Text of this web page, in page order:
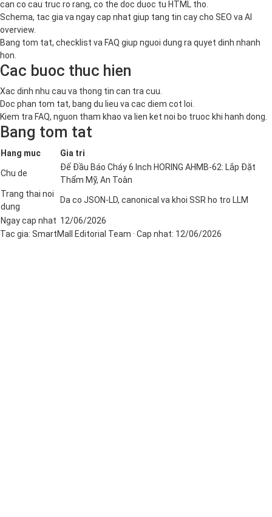
can co cau truc ro rang, co the doc duoc tu HTML tho.
Schema, tac gia va ngay cap nhat giup tang tin cay cho SEO va AI
overview.
Bang tom tat, checklist va FAQ giup nguoi dung ra quyet dinh nhanh
hon.
Cac buoc thuc hien
Xac dinh nhu cau va thong tin can tra cuu.
Doc phan tom tat, bang du lieu va cac diem cot loi.
Kiem tra FAQ, nguon tham khao va lien ket noi bo truoc khi hanh dong.
Bang tom tat
Hang muc Gia tri
Chu de
Đế Đầu Báo Cháy 6 Inch HORING AHMB-62: Lắp Đặt
Thẩm Mỹ, An Toàn
Trang thai noi
dung
Da co JSON-LD, canonical va khoi SSR ho tro LLM
Ngay cap nhat 12/06/2026
Tac gia: SmartMall Editorial Team · Cap nhat: 12/06/2026